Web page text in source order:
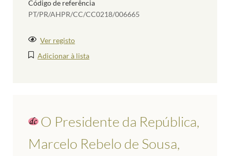
Código de referência
PT/PR/AHPR/CC/CC0218/006665
Ver registo
Adicionar à lista
O Presidente da República,
Marcelo Rebelo de Sousa,